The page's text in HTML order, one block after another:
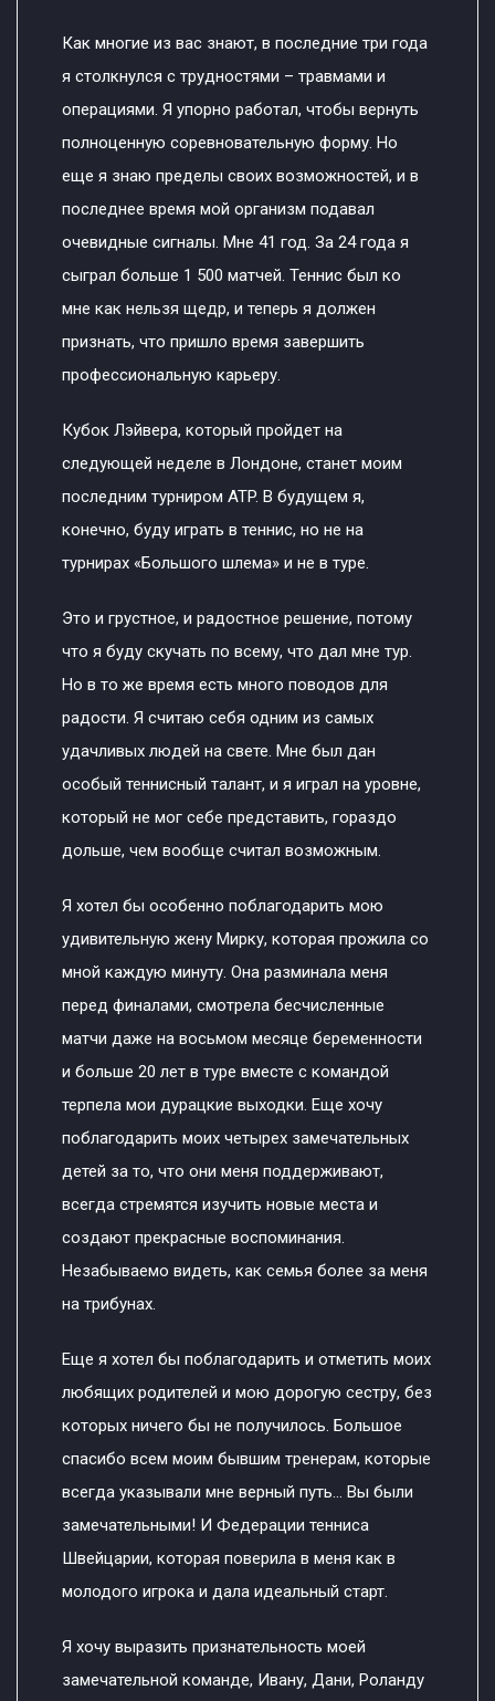
Как многие из вас знают, в последние три года
я столкнулся с трудностями – травмами и
операциями. Я упорно работал, чтобы вернуть
полноценную соревновательную форму. Но
еще я знаю пределы своих возможностей, и в
последнее время мой организм подавал
очевидные сигналы. Мне 41 год. За 24 года я
сыграл больше 1 500 матчей. Теннис был ко
мне как нельзя щедр, и теперь я должен
признать, что пришло время завершить
профессиональную карьеру.
Кубок Лэйвера, который пройдет на
следующей неделе в Лондоне, станет моим
последним турниром ATP. В будущем я,
конечно, буду играть в теннис, но не на
турнирах «Большого шлема» и не в туре.
Это и грустное, и радостное решение, потому
что я буду скучать по всему, что дал мне тур.
Но в то же время есть много поводов для
радости. Я считаю себя одним из самых
удачливых людей на свете. Мне был дан
особый теннисный талант, и я играл на уровне,
который не мог себе представить, гораздо
дольше, чем вообще считал возможным.
Я хотел бы особенно поблагодарить мою
удивительную жену Мирку, которая прожила со
мной каждую минуту. Она разминала меня
перед финалами, смотрела бесчисленные
матчи даже на восьмом месяце беременности
и больше 20 лет в туре вместе с командой
терпела мои дурацкие выходки. Еще хочу
поблагодарить моих четырех замечательных
детей за то, что они меня поддерживают,
всегда стремятся изучить новые места и
создают прекрасные воспоминания.
Незабываемо видеть, как семья более за меня
на трибунах.
Еще я хотел бы поблагодарить и отметить моих
любящих родителей и мою дорогую сестру, без
которых ничего бы не получилось. Большое
спасибо всем моим бывшим тренерам, которые
всегда указывали мне верный путь... Вы были
замечательными! И Федерации тенниса
Швейцарии, которая поверила в меня как в
молодого игрока и дала идеальный старт.
Я хочу выразить признательность моей
замечательной команде, Ивану, Дани, Роланду